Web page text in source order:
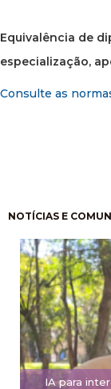
Equivalência de
especialização,
Consulte as
NOTÍCIAS E
IA para
Paginação